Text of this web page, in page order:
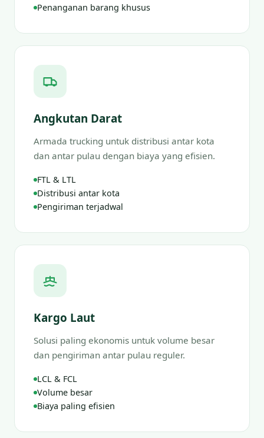
Penanganan barang khusus
Angkutan Darat
Armada trucking untuk distribusi antar kota
dan antar pulau dengan biaya yang efisien.
FTL & LTL
Distribusi antar kota
Pengiriman terjadwal
Kargo Laut
Solusi paling ekonomis untuk volume besar
dan pengiriman antar pulau reguler.
LCL & FCL
Volume besar
Biaya paling efisien